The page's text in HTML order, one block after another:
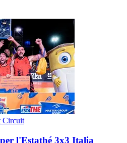
Circuit
l'Estathé 3x3 Italia